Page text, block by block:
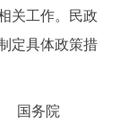
关工作。民政
定具体政策措
国务院